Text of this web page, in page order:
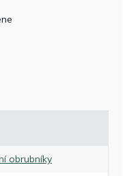
obrubníky